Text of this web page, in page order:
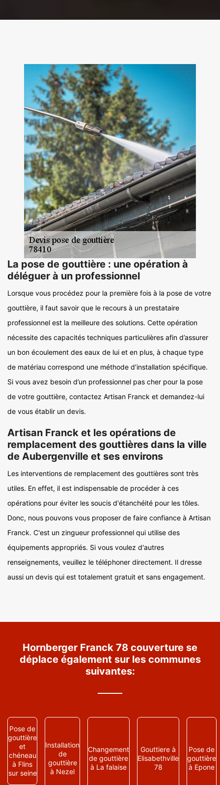
La pose de gouttière : une opération à
déléguer à un professionnel
Lorsque vous procédez pour la première fois à la pose de votre
gouttière, il faut savoir que le recours à un prestataire
professionnel est la meilleure des solutions. Cette opération
nécessite des capacités techniques particulières afin d’assurer
un bon écoulement des eaux de lui et en plus, à chaque type
de matériau correspond une méthode d’installation spécifique.
Si vous avez besoin d’un professionnel pas cher pour la pose
de votre gouttière, contactez Artisan Franck et demandez-lui
de vous établir un devis.
Artisan Franck et les opérations de
remplacement des gouttières dans la ville
de Aubergenville et ses environs
Les interventions de remplacement des gouttières sont très
utiles. En effet, il est indispensable de procéder à ces
opérations pour éviter les soucis d'étanchéité pour les tôles.
Donc, nous pouvons vous proposer de faire confiance à Artisan
Franck. C'est un zingueur professionnel qui utilise des
équipements appropriés. Si vous voulez d'autres
renseignements, veuillez le téléphoner directement. Il dresse
aussi un devis qui est totalement gratuit et sans engagement.
Hornberger Franck 78 couverture se
déplace également sur les communes
suivantes:
Pose de
gouttière
et
chéneau
à Flins
sur seine
Installation
de
gouttière
à Nezel
Changement
de gouttière
à La falaise
Gouttiere à
Elisabethville
78
Pose de
gouttière
à Epone